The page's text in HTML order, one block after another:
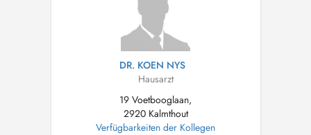
DR. KOEN NYS
Hausarzt
19 Voetbooglaan,
2920 Kalmthout
Verfügbarkeiten der Kollegen